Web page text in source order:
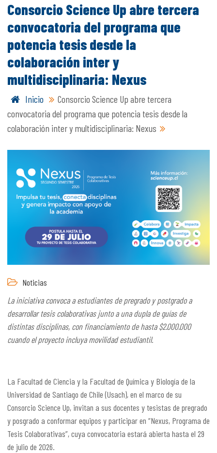
Consorcio Science Up abre tercera
convocatoria del programa que
potencia tesis desde la
colaboración inter y
multidisciplinaria: Nexus
Inicio
Consorcio Science Up abre tercera
convocatoria del programa que potencia tesis desde la
colaboración inter y multidisciplinaria: Nexus
Noticias
La iniciativa convoca a estudiantes de pregrado y postgrado a
desarrollar tesis colaborativas junto a una dupla de guías de
distintas disciplinas, con financiamiento de hasta $2.000.000
cuando el proyecto incluya movilidad estudiantil.
La Facultad de Ciencia y la Facultad de Química y Biología de la
Universidad de Santiago de Chile (Usach), en el marco de su
Consorcio Science Up, invitan a sus docentes y tesistas de pregrado
y posgrado a conformar equipos y participar en “Nexus, Programa de
Tesis Colaborativas”, cuya convocatoria estará abierta hasta el 29
de julio de 2026.